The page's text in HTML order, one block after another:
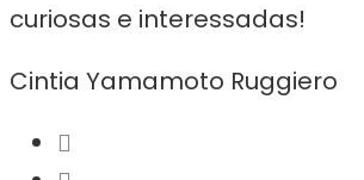
curiosas e interessadas!
Cintia Yamamoto Ruggiero